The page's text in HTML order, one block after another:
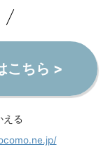
こちら >
える